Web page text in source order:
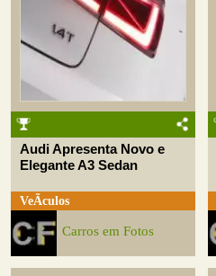
Audi Apresenta Novo e
Elegante A3 Sedan
VeÃ­culos
Carros em Fotos